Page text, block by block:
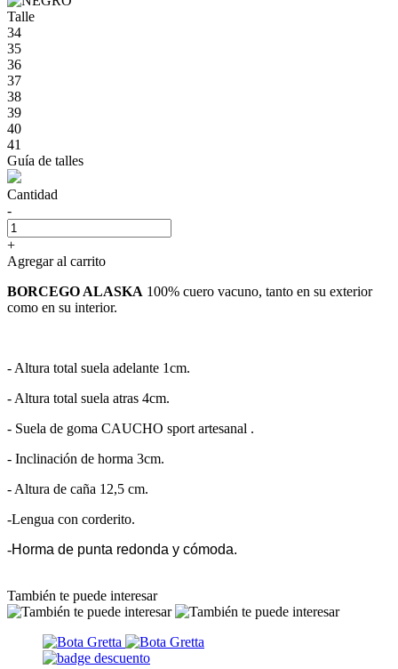
Talle
34
35
36
37
38
39
40
41
Guía de talles
Cantidad
-
+
Agregar al carrito
BORCEGO ALASKA 100% cuero vacuno, tanto en su exterior
como en su interior.
- Altura total suela adelante 1cm.
- Altura total suela atras 4cm.
- Suela de goma CAUCHO sport artesanal .
- Inclinación de horma 3cm.
- Altura de caña 12,5 cm.
-Lengua con corderito.
-Horma de punta redonda y cómoda.
También te puede interesar